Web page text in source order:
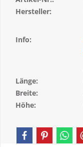
Hersteller:
Info:
Länge:
Breite:
Höhe: